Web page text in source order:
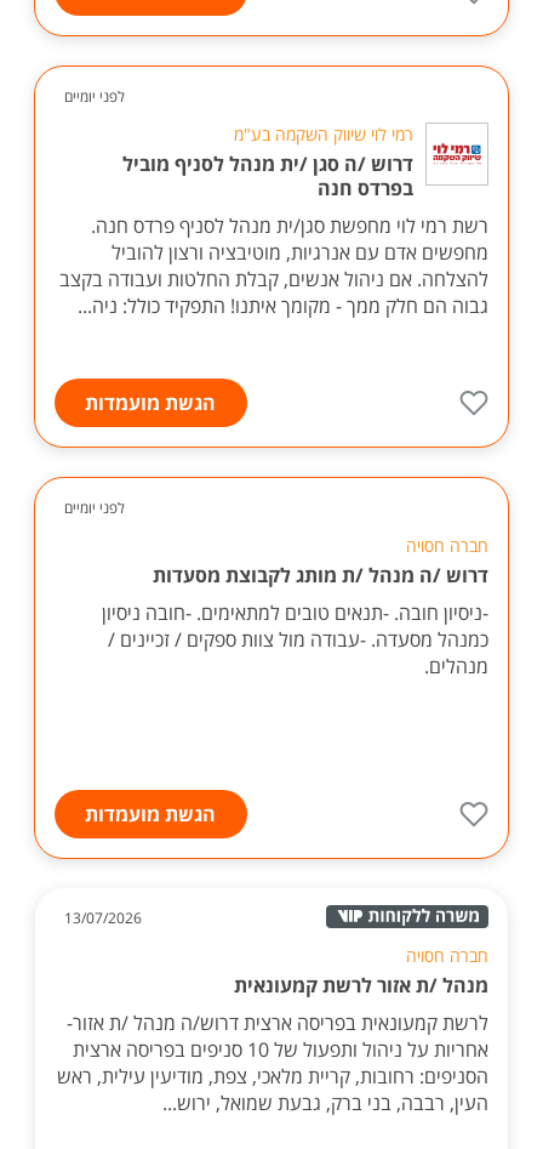
לפני יומיים
רמי לוי שיווק השקמה בע"מ
דרוש /ה סגן /ית מנהל לסניף מוביל
בפרדס חנה
רשת רמי לוי מחפשת סגן/ית מנהל לסניף פרדס חנה.
מחפשים אדם עם אנרגיות, מוטיבציה ורצון להוביל
להצלחה. אם ניהול אנשים, קבלת החלטות ועבודה בקצב
גבוה הם חלק ממך - מקומך איתנו! התפקיד כולל: ניה...
הגשת מועמדות
לפני יומיים
חברה חסויה
דרוש /ה מנהל /ת מותג לקבוצת מסעדות
-ניסיון חובה. -תנאים טובים למתאימים. -חובה ניסיון
כמנהל מסעדה. -עבודה מול צוות ספקים / זכיינים /
מנהלים.
הגשת מועמדות
13/07/2026
חברה חסויה
מנהל /ת אזור לרשת קמעונאית
לרשת קמעונאית בפריסה ארצית דרוש/ה מנהל /ת אזור-
אחריות על ניהול ותפעול של 10 סניפים בפריסה ארצית
הסניפים: רחובות, קריית מלאכי, צפת, מודיעין עילית, ראש
העין, רבבה, בני ברק, גבעת שמואל, ירוש...